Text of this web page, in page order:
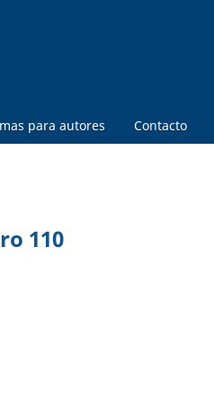
para autores Contacto
110